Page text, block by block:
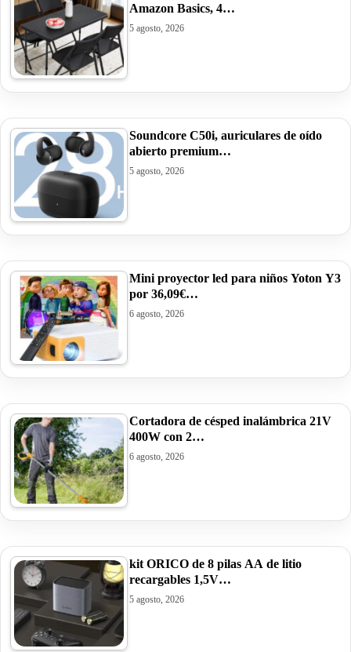
Amazon Basics, 4…
5 agosto, 2026
Soundcore C50i, auriculares de oído
abierto premium…
5 agosto, 2026
Mini proyector led para niños Yoton Y3
por 36,09€…
6 agosto, 2026
Cortadora de césped inalámbrica 21V
400W con 2…
6 agosto, 2026
kit ORICO de 8 pilas AA de litio
recargables 1,5V…
5 agosto, 2026